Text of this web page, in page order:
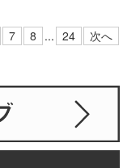
7 8 ... 24 次へ